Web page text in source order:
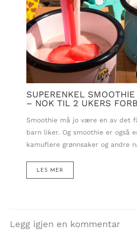
SUPERENKEL
– NOK TIL 2 UKERS
Smoothie må jo være en av det
barn liker. Og smoothie er også
kamuflere grønnsaker og andre
LES MER
Legg igjen en kommentar